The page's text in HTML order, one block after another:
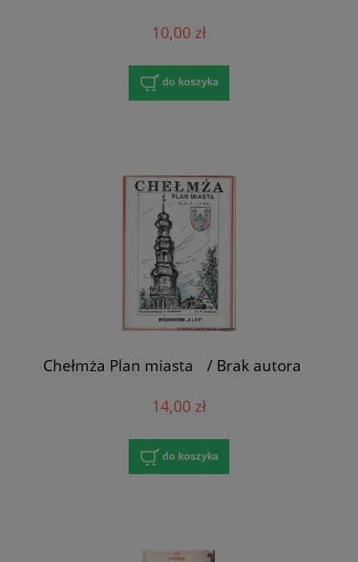
10,00 zł
do koszyka
Chełmża Plan miasta / Brak autora
14,00 zł
do koszyka